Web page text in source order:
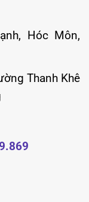
Hóc Môn,
Thanh Khê